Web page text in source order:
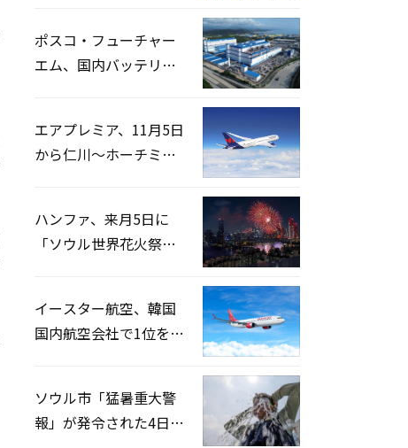
ポスコ・フューチャー
エム、国内バッテリー
エアプレミア、11月5日
から仁川〜ホーチミン
ハンファ、来月5日に
「ソウル世界花火祭り
イースター航空、韓国
国内航空会社で1位を記
ソウル市「猛暑重大警
報」が発令された4日、